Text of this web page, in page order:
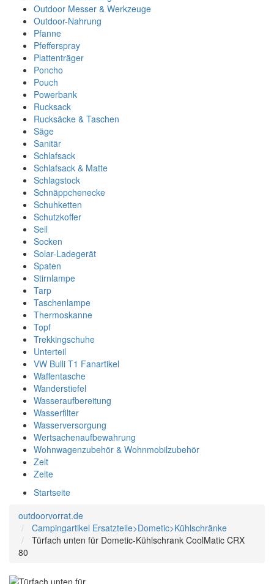
Outdoor Messer & Werkzeuge
Outdoor-Nahrung
Pfanne
Pfefferspray
Plattenträger
Poncho
Pouch
Powerbank
Rucksack
Rucksäcke & Taschen
Säge
Sanitär
Schlafsack
Schlafsack & Matte
Schlagstock
Schnäppchenecke
Schuhketten
Schutzkoffer
Seil
Socken
Solar-Ladegerät
Spaten
Stirnlampe
Tarp
Taschenlampe
Thermoskanne
Topf
Trekkingschuhe
Unterteil
VW Bulli T1 Fanartikel
Waffentasche
Wanderstiefel
Wasseraufbereitung
Wasserfilter
Wasserversorgung
Wertsachenaufbewahrung
Wohnwagenzubehör & Wohnmobilzubehör
Zelt
Zelte
Startseite
outdoorvorrat.de
Campingartikel Ersatzteile>Dometic>Kühlschränke
Türfach unten für Dometic-Kühlschrank CoolMatic CRX
80